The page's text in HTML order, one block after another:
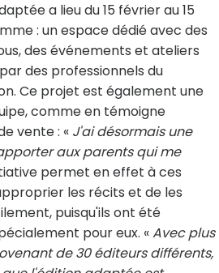
a lieu du 15 février au 15
: un espace dédié avec des
des événements et ateliers
des professionnels du
Ce projet est également une
comme en témoigne
vente : « J'ai désormais une
aux parents qui me
permet en effet à ces
les récits et de les
puisqu'ils ont été
pour eux. «Avec plus
de 30 éditeurs différents,